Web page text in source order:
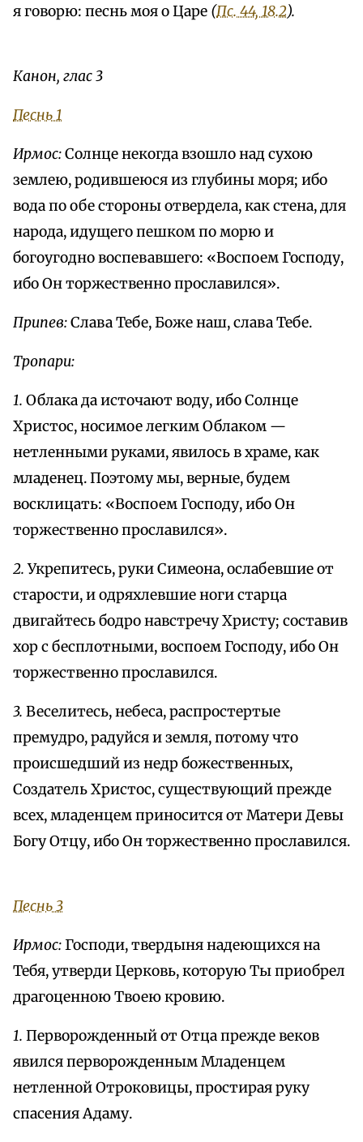
я говорю: песнь моя о Царе (Пс. 44, 18.2).
Канон, глас 3
Песнь 1
Ирмос:Солнце некогда взошло над сухою
землею, родившеюся из глубины моря; ибо
вода по обе стороны отвердела, как стена, для
народа, идущего пешком по морю и
богоугодно воспевавшего: «Воспоем Господу,
ибо Он торжественно прославился».
Припев:Слава Тебе, Боже наш, слава Тебе.
Тропари:
1. Облака да источают воду, ибо Солнце
Христос, носимое легким Облаком —
нетленными руками, явилось в храме, как
младенец. Поэтому мы, верные, будем
восклицать: «Воспоем Господу, ибо Он
торжественно прославился».
2.Укрепитесь, руки Симеона, ослабевшие от
старости, и одряхлевшие ноги старца
двигайтесь бодро навстречу Христу; составив
хор с бесплотными, воспоем Господу, ибо Он
торжественно прославился.
3. Веселитесь, небеса, распростертые
премудро, радуйся и земля, потому что
происшедший из недр божественных,
Создатель Христос, существующий прежде
всех, младенцем приносится от Матери Девы
Богу Отцу, ибо Он торжественно прославился.
Песнь 3
Ирмос:Господи, твердыня надеющихся на
Тебя, утверди Церковь, которую Ты приобрел
драгоценною Твоею кровию.
1. Перворожденный от Отца прежде веков
явился перворожденным Младенцем
нетленной Отроковицы, простирая руку
спасения Адаму.